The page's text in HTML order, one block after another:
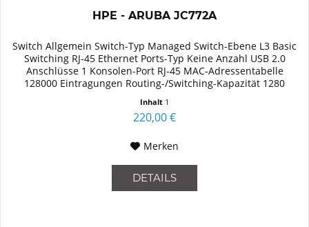
HPE - ARUBA JC772A
Switch Allgemein Switch-Typ Managed Switch-Ebene L3 Basic
Switching RJ-45 Ethernet Ports-Typ Keine Anzahl USB 2.0
Anschlüsse 1 Konsolen-Port RJ-45 MAC-Adressentabelle
128000 Eintragungen Routing-/Switching-Kapazität 1280
Inhalt 1
220,00 €
Merken
DETAILS